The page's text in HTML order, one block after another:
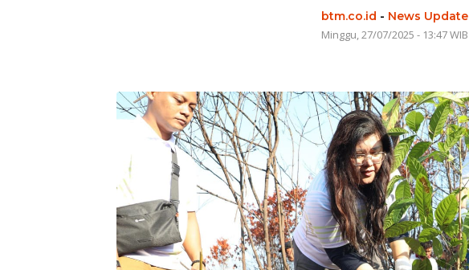
btm.co.id - News Update
Minggu, 27/07/2025 - 13:47 WIB